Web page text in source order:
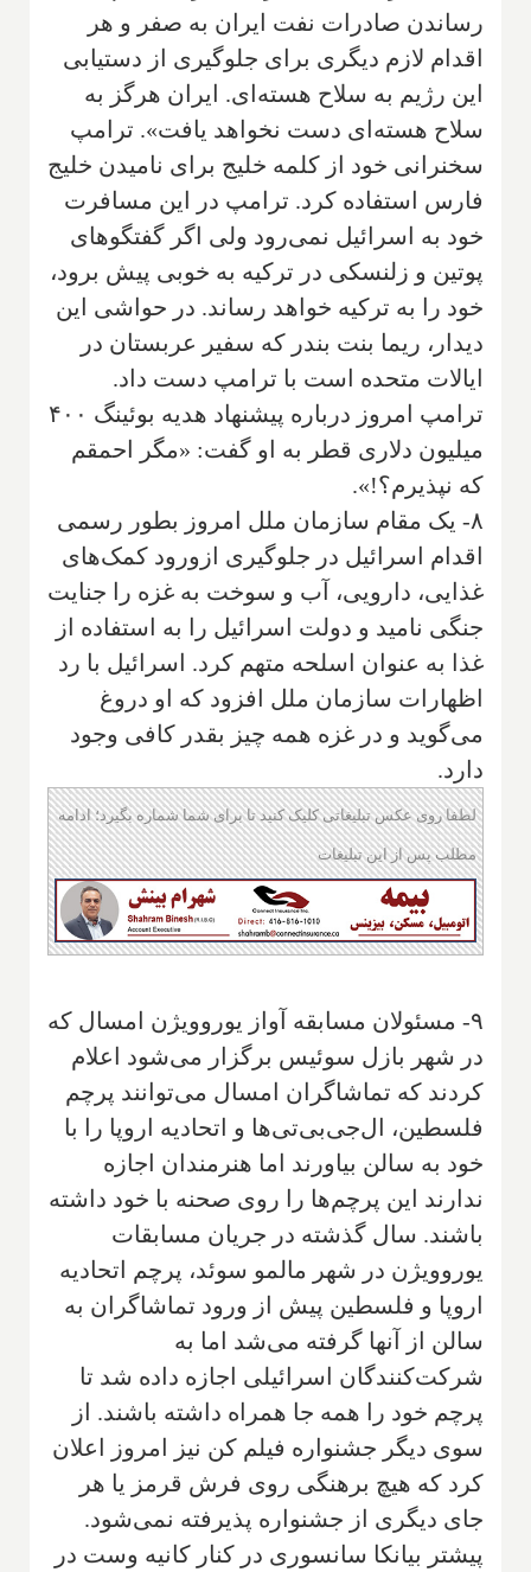
رساندن صادرات نفت ایران به صفر و هر
اقدام لازم دیگری برای جلوگیری از دستیابی
این رژیم به سلاح هسته‌ای. ایران هرگز به
سلاح هسته‌ای دست نخواهد یافت». ترامپ
سخنرانی خود از کلمه خلیج برای نامیدن خلیج
فارس استفاده کرد. ترامپ در این مسافرت
خود به اسرائیل نمی‌رود ولی اگر گفتگوهای
پوتین و زلنسکی در ترکیه به خوبی پیش برود،
خود را به ترکیه خواهد رساند. در حواشی این
دیدار، ریما بنت بندر که سفیر عربستان در
ایالات متحده است با ترامپ دست داد.
ترامپ امروز درباره پیشنهاد هدیه بوئینگ ۴۰۰
میلیون دلاری قطر به او گفت: «مگر احمقم
که نپذیرم؟!».
۸- یک مقام سازمان ملل امروز بطور رسمی
اقدام اسرائیل در جلوگیری ازورود کمک‌های
غذایی، دارویی، آب و سوخت به غزه را جنایت
جنگی نامید و دولت اسرائیل را به استفاده از
غذا به عنوان اسلحه متهم کرد. اسرائیل با رد
اظهارات سازمان ملل افزود که او دروغ
می‌گوید و در غزه همه چیز بقدر کافی وجود
دارد.
لطفا روی عکس تبلیغاتی کلیک کنید تا برای شما شماره بگیرد؛ ادامه
مطلب پس از این تبلیغات
۹- مسئولان مسابقه آواز یوروویژن امسال که
در شهر بازل سوئیس برگزار می‌شود اعلام
کردند که تماشاگران امسال می‌توانند پرچم
فلسطین، ال‌جی‌بی‌تی‌ها و اتحادیه اروپا را با
خود به سالن بیاورند اما هنرمندان اجازه
ندارند این پرچم‌ها را روی صحنه با خود داشته
باشند. سال گذشته در جریان مسابقات
یوروویژن در شهر مالمو سوئد، پرچم اتحادیه
اروپا و فلسطین پیش از ورود تماشاگران به
سالن از آنها گرفته می‌شد اما به
شرکت‌کنندگان اسرائیلی اجازه داده شد تا
پرچم خود را همه جا همراه داشته باشند. از
سوی دیگر جشنواره فیلم کن نیز امروز اعلان
کرد که هیچ برهنگی روی فرش قرمز یا هر
جای دیگری از جشنواره پذیرفته نمی‌شود.
پیشتر بیانکا سانسوری در کنار کانیه وست در